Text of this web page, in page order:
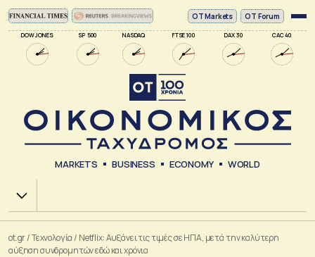
DOW JONES SP 500 NASDAQ FTSE 100 DAX 30 CAC 40
ΟΤ Markets OT Forum
MARKETS BUSINESS ECONOMY WORLD
Χ.Α.
ot.gr/Τεχνολογία / Netflix: Αυξάνει τις τιμές σε ΗΠΑ, μετά την καλύτερη
αύξηση συνδρομητών εδώ και χρόνια